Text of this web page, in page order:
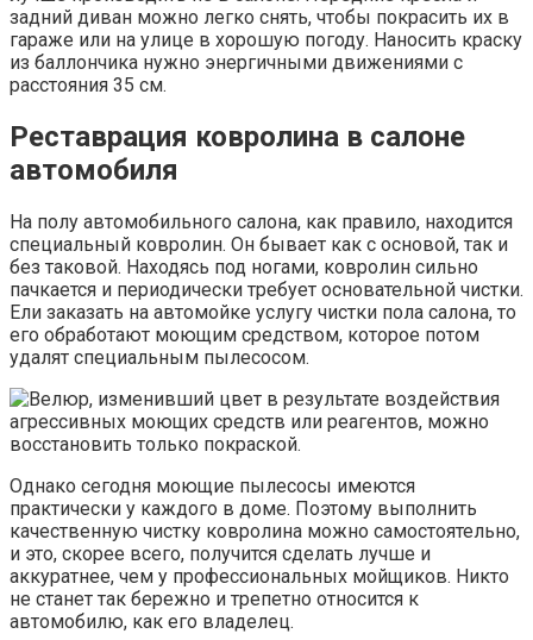
задний диван можно легко снять, чтобы покрасить их в
гараже или на улице в хорошую погоду. Наносить краску
из баллончика нужно энергичными движениями с
расстояния 35 см.
Реставрация ковролина в салоне
автомобиля
На полу автомобильного салона, как правило, находится
специальный ковролин. Он бывает как с основой, так и
без таковой. Находясь под ногами, ковролин сильно
пачкается и периодически требует основательной чистки.
Ели заказать на автомойке услугу чистки пола салона, то
его обработают моющим средством, которое потом
удалят специальным пылесосом.
Однако сегодня моющие пылесосы имеются
практически у каждого в доме. Поэтому выполнить
качественную чистку ковролина можно самостоятельно,
и это, скорее всего, получится сделать лучше и
аккуратнее, чем у профессиональных мойщиков. Никто
не станет так бережно и трепетно относится к
автомобилю, как его владелец.